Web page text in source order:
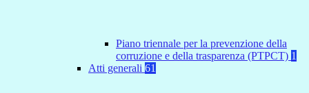
Piano triennale per la prevenzione della
corruzione e della trasparenza (PTPCT) 1
Atti generali 61